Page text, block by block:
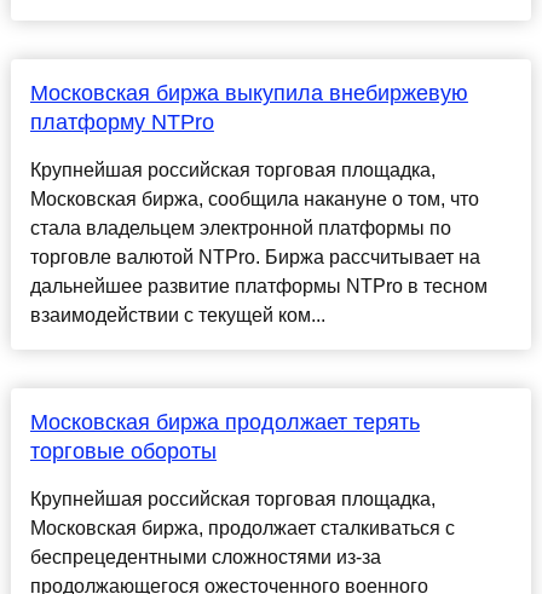
Московская биржа выкупила внебиржевую
платформу NTPro
Крупнейшая российская торговая площадка,
Московская биржа, сообщила накануне о том, что
стала владельцем электронной платформы по
торговле валютой NTPro. Биржа рассчитывает на
дальнейшее развитие платформы NTPro в тесном
взаимодействии с текущей ком...
Московская биржа продолжает терять
торговые обороты
Крупнейшая российская торговая площадка,
Московская биржа, продолжает сталкиваться с
беспрецедентными сложностями из-за
продолжающегося ожесточенного военного